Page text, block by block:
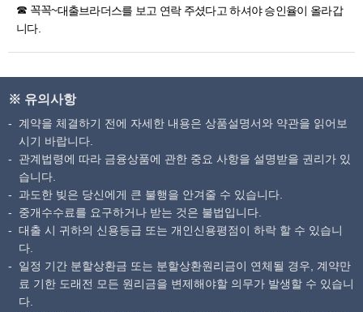
☎ 꼭꼭~대출브라더스를 보고 연락 주셨다고 하셔야 승인율이 올라갑
니다.
※ 유의사항
계약을 체결하기 전에 자세한 내용은 상품설명서와 약관을 읽어보
시기 바랍니다.
관계법령에 따라 금융상품에 관한 중요 사항을 설명받을 권리가 있
습니다.
과도한 빚은 당신에게 큰 불행을 안겨줄 수 있습니다.
중개수수료를 요구하거나 받는 것은 불법입니다.
대출 시 귀하의 신용등급 또는 개인신용평점이 하락 할 수 있습니
다.
일정 기간 분할상환금 또는 분할상환원리금이 연체될 경우, 계약만
료 기한 도래전 모든 원리금을 변제해야할 의무가 발생할 수 있습니
다.